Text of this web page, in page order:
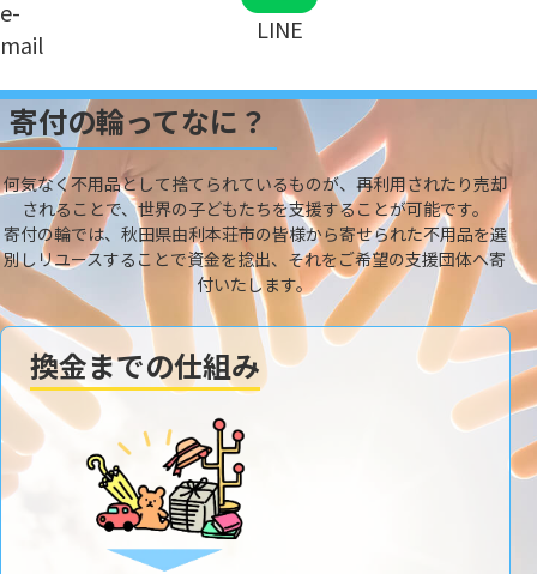
e-
mail
LINE
寄付の輪ってなに？
何気なく不用品として捨てられているものが、再利用されたり売却
されることで、世界の子どもたちを支援することが可能です。
寄付の輪では、秋田県由利本荘市の皆様から寄せられた不用品を選
別しリユースすることで資金を捻出、それをご希望の支援団体へ寄
付いたします。
換金までの仕組み